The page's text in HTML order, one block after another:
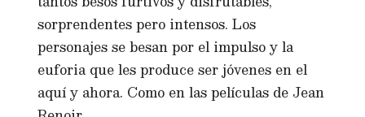
sorprendentes pero intensos. Los
personajes se besan por el impulso y la
euforia que les produce ser jóvenes en el
aquí y ahora. Como en las películas de Jean